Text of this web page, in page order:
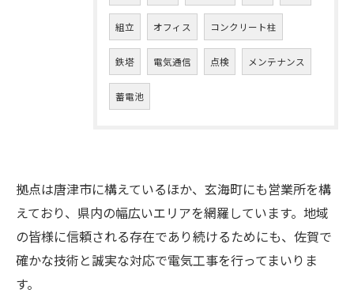
組立 オフィス コンクリート柱
鉄塔 電気通信 点検 メンテナンス
蓄電池
拠点は唐津市に構えているほか、玄海町にも営業所を構
えており、県内の幅広いエリアを網羅しています。地域
の皆様に信頼される存在であり続けるためにも、佐賀で
確かな技術と誠実な対応で電気工事を行ってまいりま
す。
お問い合わせはこちら